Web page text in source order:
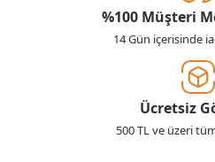
%100 Müşteri
14 Gün içerisinde
Ücretsiz
500 TL ve üzeri